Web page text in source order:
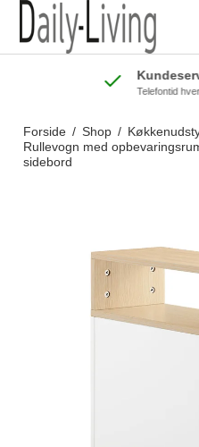
Telefontid
Forside / Shop /
Rullevogn med
sidebord